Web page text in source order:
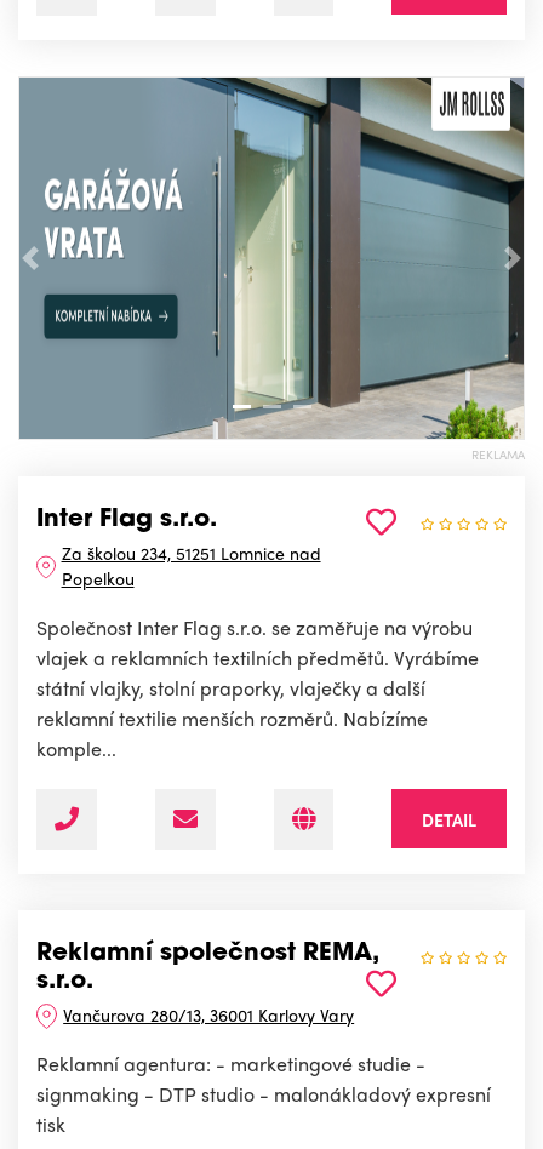
Předchozí
REKLAMA
Inter Flag s.r.o.
Za školou 234, 51251 Lomnice nad
Popelkou
Společnost Inter Flag s.r.o. se zaměřuje na výrobu
vlajek a reklamních textilních předmětů. Vyrábíme
státní vlajky, stolní praporky, vlaječky a další
reklamní textilie menších rozměrů. Nabízíme
komple...
DETAIL
Reklamní společnost REMA,
s.r.o.
Vančurova 280/13, 36001 Karlovy Vary
Reklamní agentura: - marketingové studie -
signmaking - DTP studio - malonákladový expresní
tisk